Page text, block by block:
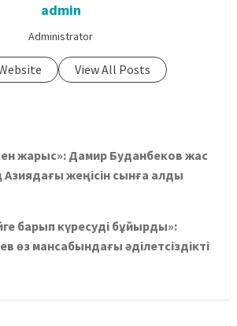
admin
Administrator
View All Posts
жарыс»: Дамир Буданбеков жас
жеңісін сынға алды
барып күресуді бұйырды»:
өз мансабындағы әділетсіздікті